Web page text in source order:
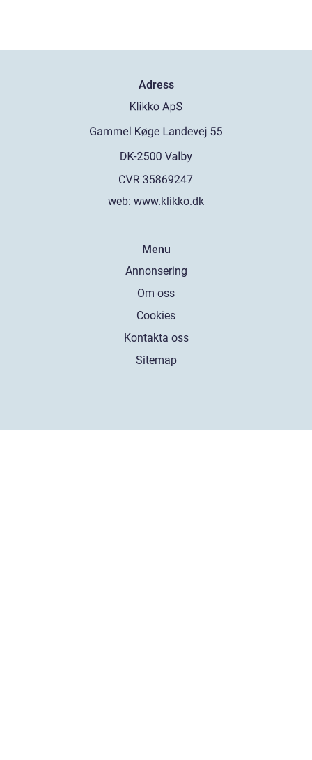
Adress
web: www.klikko.dk
Menu
Annonsering
Om oss
Cookies
Kontakta oss
Sitemap